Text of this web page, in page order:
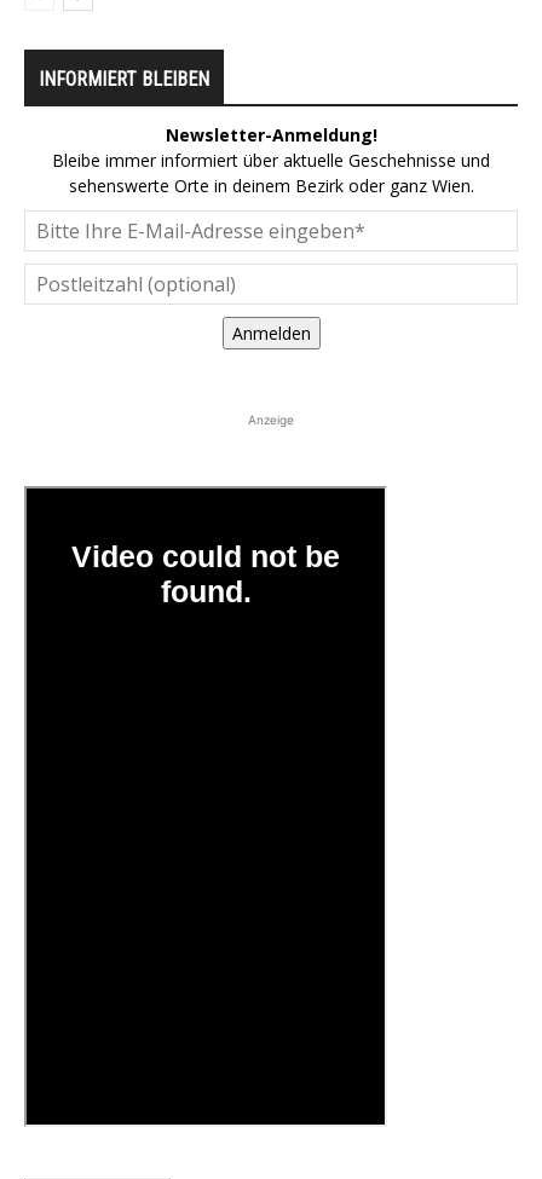
INFORMIERT BLEIBEN
Newsletter-Anmeldung!
Bleibe immer informiert über aktuelle Geschehnisse und
sehenswerte Orte in deinem Bezirk oder ganz Wien.
Anmelden
Anzeige